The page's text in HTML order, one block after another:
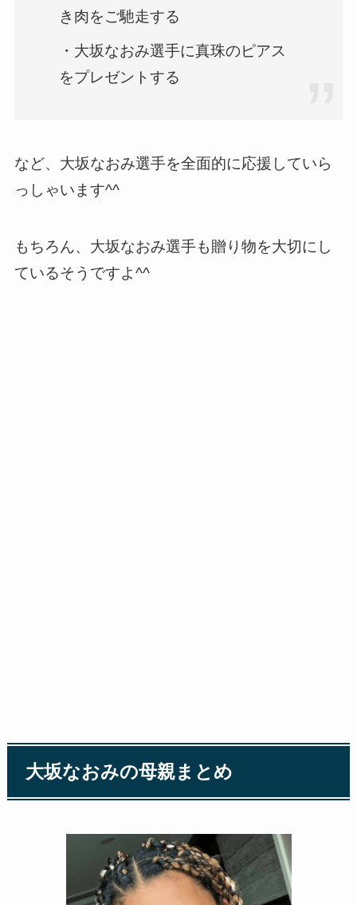
き肉をご馳走する
・大坂なおみ選手に真珠のピアス
をプレゼントする
など、大坂なおみ選手を全面的に応援していら
っしゃいます^^
もちろん、大坂なおみ選手も贈り物を大切にし
ているそうですよ^^
大坂なおみの母親まとめ